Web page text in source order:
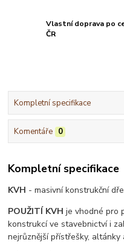
Vlastní doprava po
ČR
Kompletní specifikace
Komentáře 0
Kompletní specifikace
KVH - masivní konstrukční
POUŽITÍ KVH je vhodné pro
konstrukcí ve stavebnictví i
nejrůznější přístřešky, altánky